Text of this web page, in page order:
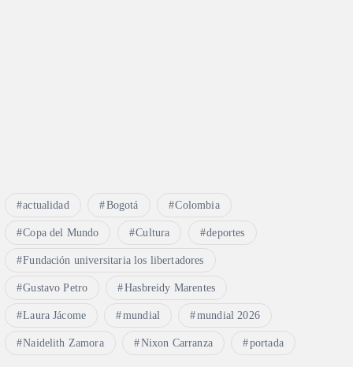
actualidad Bogotá Colombia
Copa del Mundo Cultura deportes
Fundación universitaria los libertadores
Gustavo Petro Hasbreidy Marentes
Laura Jácome mundial mundial 2026
Naidelith Zamora Nixon Carranza portada